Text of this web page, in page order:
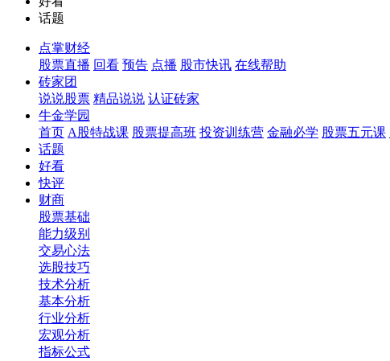
话题
点掌财经
股票直播 回看 预告 点播 股市快讯 在线帮助
砖家团
说说股票 精品说说 认证砖家
牛金学园
首页 A股特战课 股票提高班 投资训练营 金融必学 股票五元课
话题
好看
快评
财商
股票基础
能力级别
交易心法
选股技巧
技术分析
基本分析
行业分析
宏观分析
指标公式